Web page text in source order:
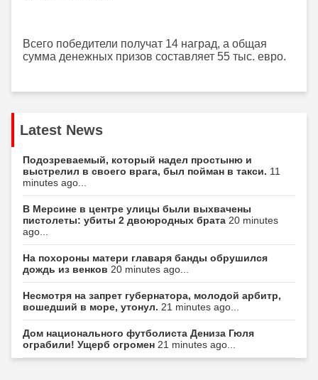
Всего победители получат 14 наград, а общая
сумма денежных призов составляет 55 тыс. евро.
Latest News
Подозреваемый, который надел простыню и
выстрелил в своего врага, был пойман в такси. 11
minutes ago...
В Мерсине в центре улицы были выхвачены
пистолеты: убиты 2 двоюродных брата 20 minutes
ago...
На похороны матери главаря банды обрушился
дождь из венков 20 minutes ago...
Несмотря на запрет губернатора, молодой арбитр,
вошедший в море, утонул. 21 minutes ago...
Дом национального футболиста Дениза Гюля
ограбили! Ущерб огромен 21 minutes ago...